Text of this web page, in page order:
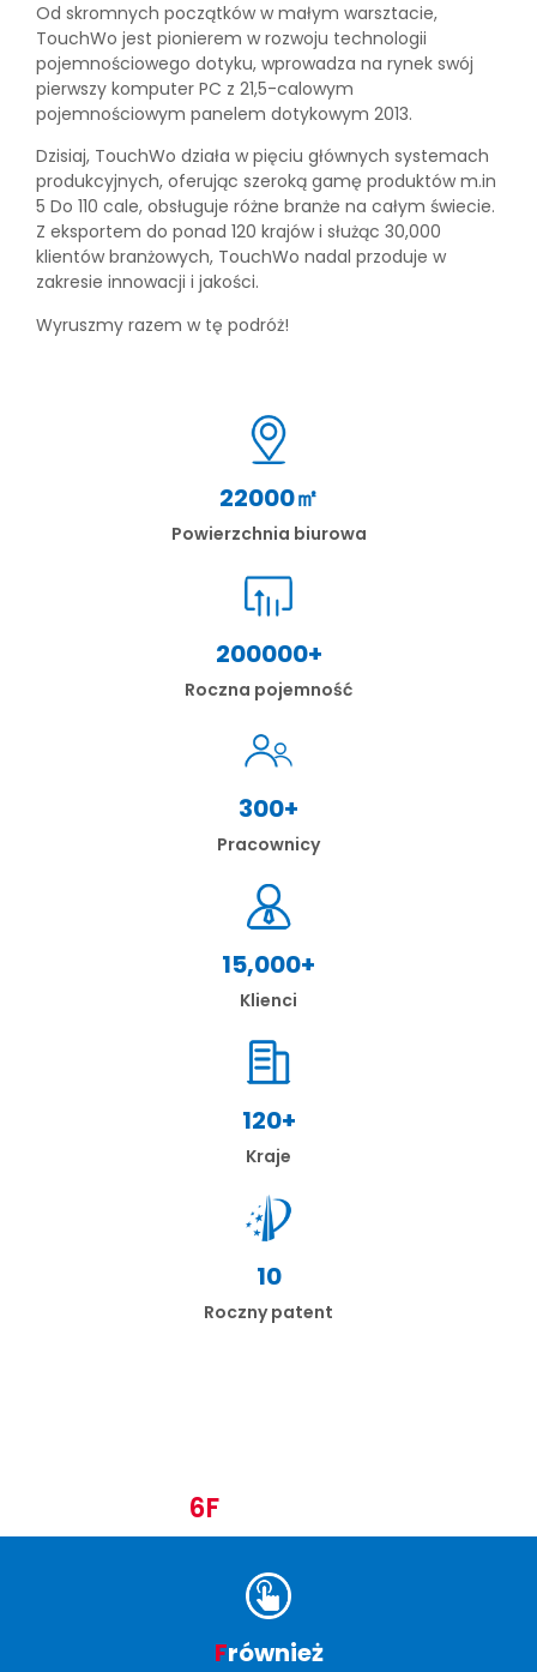
Od skromnych początków w małym warsztacie,
TouchWo jest pionierem w rozwoju technologii
pojemnościowego dotyku, wprowadza na rynek swój
pierwszy komputer PC z 21,5-calowym
pojemnościowym panelem dotykowym 2013.
Dzisiaj, TouchWo działa w pięciu głównych systemach
produkcyjnych, oferując szeroką gamę produktów m.in
5 Do 110 cale, obsługuje różne branże na całym świecie.
Z eksportem do ponad 120 krajów i służąc 30,000
klientów branżowych, TouchWo nadal przoduje w
zakresie innowacji i jakości.
Wyruszmy razem w tę podróż!
22000㎡
Powierzchnia biurowa
200000+
Roczna pojemność
300+
Pracownicy
15,000+
Klienci
120+
Kraje
10
Roczny patent
6FWartości
Frównież